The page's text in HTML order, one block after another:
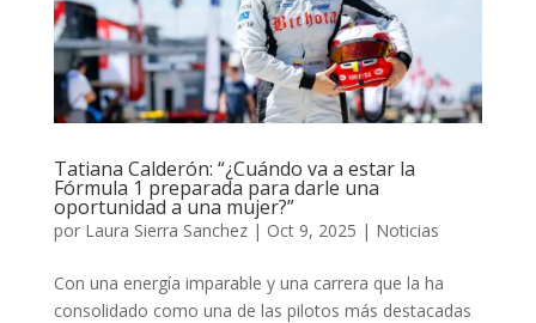
Tatiana Calderón: “¿Cuándo va a estar la
Fórmula 1 preparada para darle una
oportunidad a una mujer?”
por Laura Sierra Sanchez| Oct 9, 2025 | Noticias
Con una energía imparable y una carrera que la ha
consolidado como una de las pilotos más destacadas